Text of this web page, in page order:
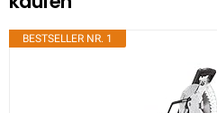
BESTSELLER NR. 1